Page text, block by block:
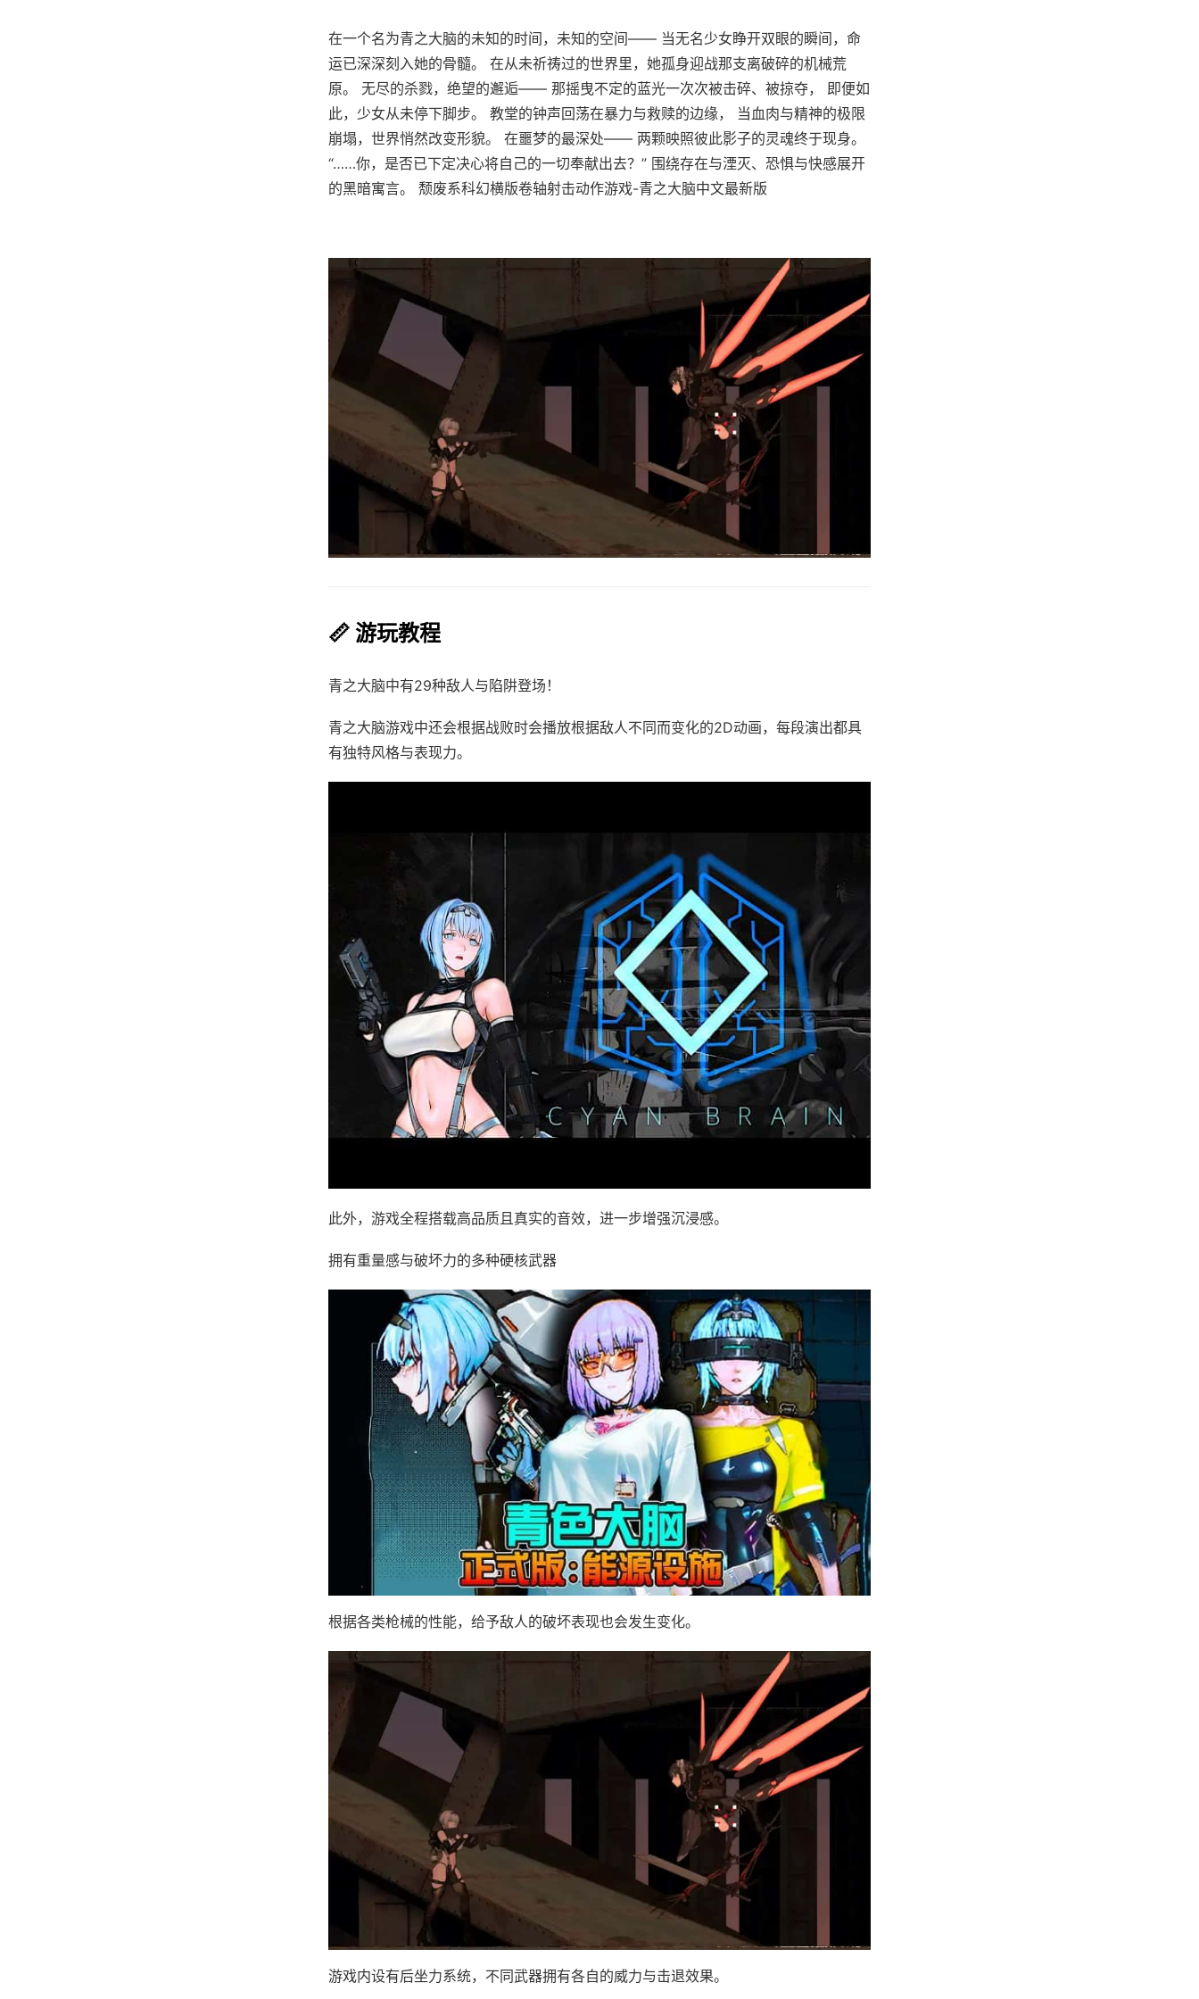
在一个名为青之大脑的未知的时间，未知的空间—— 当无名少女睁开双眼的瞬间，命
运已深深刻入她的骨髓。 在从未祈祷过的世界里，她孤身迎战那支离破碎的机械荒
原。 无尽的杀戮，绝望的邂逅—— 那摇曳不定的蓝光一次次被击碎、被掠夺， 即便如
此，少女从未停下脚步。 教堂的钟声回荡在暴力与救赎的边缘， 当血肉与精神的极限
崩塌，世界悄然改变形貌。 在噩梦的最深处—— 两颗映照彼此影子的灵魂终于现身。
“……你，是否已下定决心将自己的一切奉献出去？” 围绕存在与湮灭、恐惧与快感展开
的黑暗寓言。 颓废系科幻横版卷轴射击动作游戏-青之大脑中文最新版
📏 游玩教程
青之大脑中有29种敌人与陷阱登场！
青之大脑游戏中还会根据战败时会播放根据敌人不同而变化的2D动画，每段演出都具
有独特风格与表现力。
此外，游戏全程搭载高品质且真实的音效，进一步增强沉浸感。
拥有重量感与破坏力的多种硬核武器
根据各类枪械的性能，给予敌人的破坏表现也会发生变化。
游戏内设有后坐力系统，不同武器拥有各自的威力与击退效果。